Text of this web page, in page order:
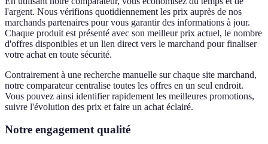
l'argent. Nous vérifions quotidiennement les prix auprès de nos
marchands partenaires pour vous garantir des informations à jour.
Chaque produit est présenté avec son meilleur prix actuel, le nombre
d'offres disponibles et un lien direct vers le marchand pour finaliser
votre achat en toute sécurité.
Contrairement à une recherche manuelle sur chaque site marchand,
notre comparateur centralise toutes les offres en un seul endroit.
Vous pouvez ainsi identifier rapidement les meilleures promotions,
suivre l'évolution des prix et faire un achat éclairé.
Notre engagement qualité